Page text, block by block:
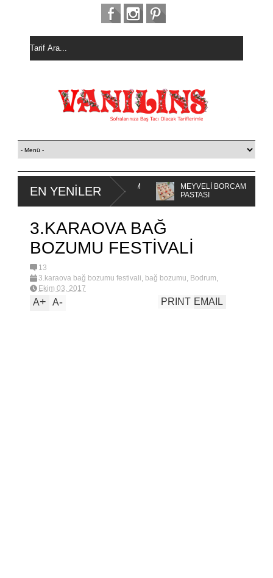
EN YENİLER
HURM
ALI
MEYVELİ BORCAM
PASTASI
MİSKET
3.KARAOVA BAĞ
BOZUMU FESTİVALİ
13
3.karaova bağ bozumu festivali, bağ bozumu, Bodrum,
festival, karaova
etkinlikler,katıldığım festivaller
Ekim 03, 2017
A+ A- EMAIL
PRINT